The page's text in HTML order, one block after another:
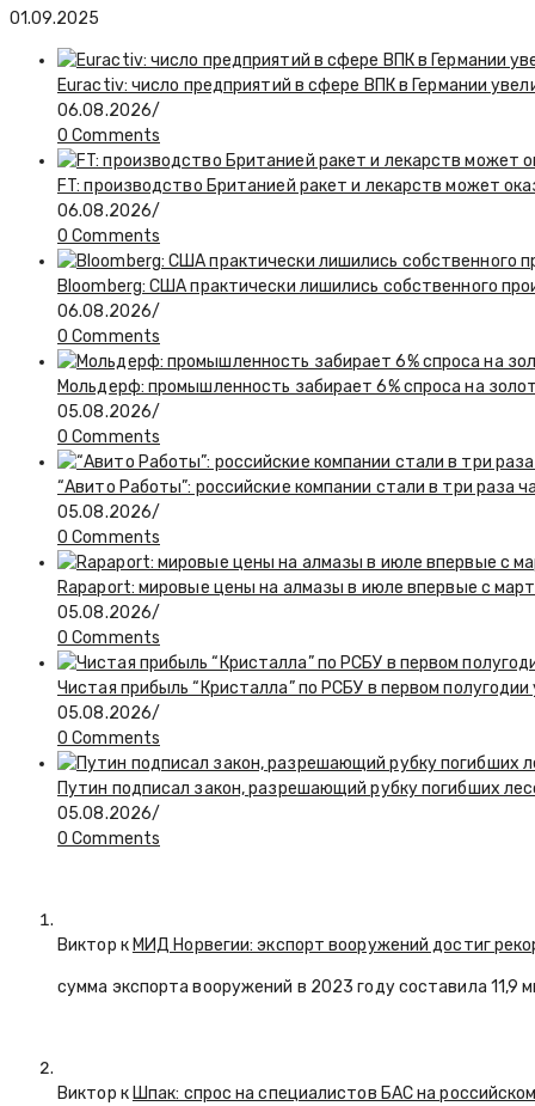
01.09.2025
Euractiv: число предприятий в сфере ВПК в Германии
06.08.2026/
0 Comments
FT: производство Британией ракет и лекарств может
06.08.2026/
0 Comments
Bloomberg: США практически лишились собственного
06.08.2026/
0 Comments
Мольдерф: промышленность забирает 6% спроса на
05.08.2026/
0 Comments
“Авито Работы”: российские компании стали в три раза
05.08.2026/
0 Comments
Rapaport: мировые цены на алмазы в июле впервые с
05.08.2026/
0 Comments
Чистая прибыль “Кристалла” по РСБУ в первом полугодии
05.08.2026/
0 Comments
Путин подписал закон, разрешающий рубку погибших
05.08.2026/
0 Comments
Виктор кМИД Норвегии: экспорт вооружений достиг
сумма экспорта вооружений в 2023 году составила 11,9
Виктор кШпак: спрос на специалистов БАС на